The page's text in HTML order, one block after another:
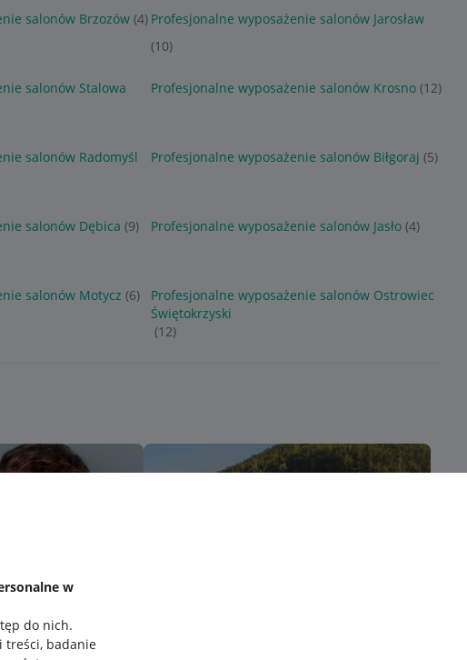
w
do nich.
treści, badanie
salonów Brzozów (4) Profesjonalne wyposażenie salonów Jarosław
(10)
salonów Stalowa
Profesjonalne wyposażenie salonów Krosno (12)
salonów Radomyśl
Profesjonalne wyposażenie salonów Biłgoraj (5)
salonów Dębica (9) Profesjonalne wyposażenie salonów Jasło (4)
salonów Motycz (6)
Profesjonalne wyposażenie salonów Ostrowiec
Świętokrzyski
(12)